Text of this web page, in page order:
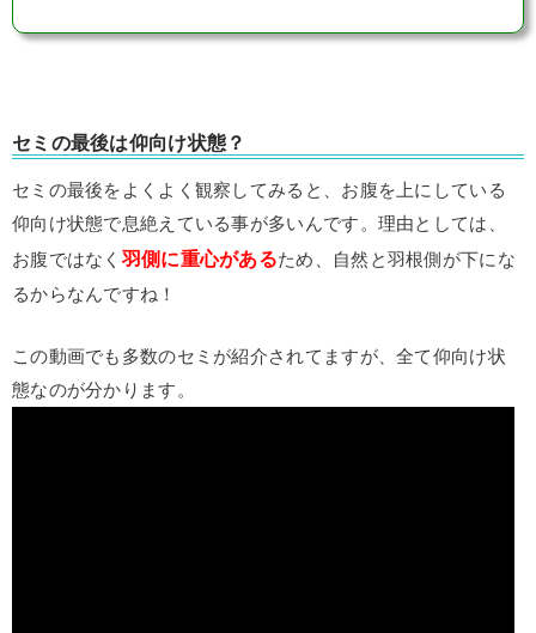
セミの最後は仰向け状態？
セミの最後をよくよく観察してみると、お腹を上にしている
仰向け状態で息絶えている事が多いんです。理由としては、
お腹ではなく 羽側に重心があるため、自然と羽根側が下にな
るからなんですね！
この動画でも多数のセミが紹介されてますが、全て仰向け状
態なのが分かります。